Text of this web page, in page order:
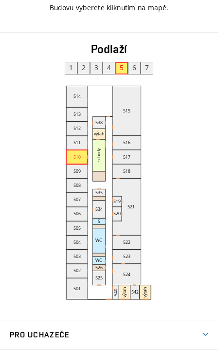
Budovu vyberete kliknutím na mapě.
Podlaží
1 2 3 4 5 6 7
PRO UCHAZEČE